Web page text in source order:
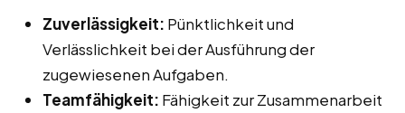
Zuverlässigkeit: Pünktlichkeit und
Verlässlichkeit bei der Ausführung der
zugewiesenen Aufgaben.
Teamfähigkeit: Fähigkeit zur Zusammenarbeit